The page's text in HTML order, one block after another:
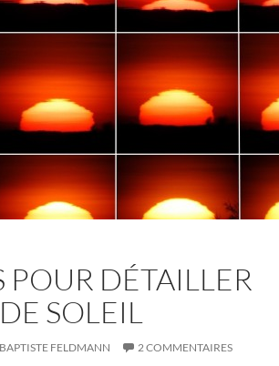
POUR DÉTAILLER
SOLEIL
FELDMANN 2 COMMENTAIRES